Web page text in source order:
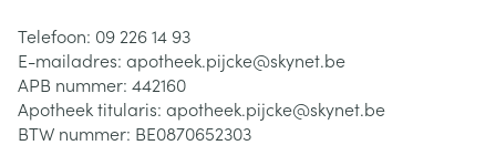
Telefoon: 09 226 14 93
E-mailadres: apotheek.pijcke@skynet.be
APB nummer: 442160
Apotheek titularis: apotheek.pijcke@skynet.be
BTW nummer: BE0870652303